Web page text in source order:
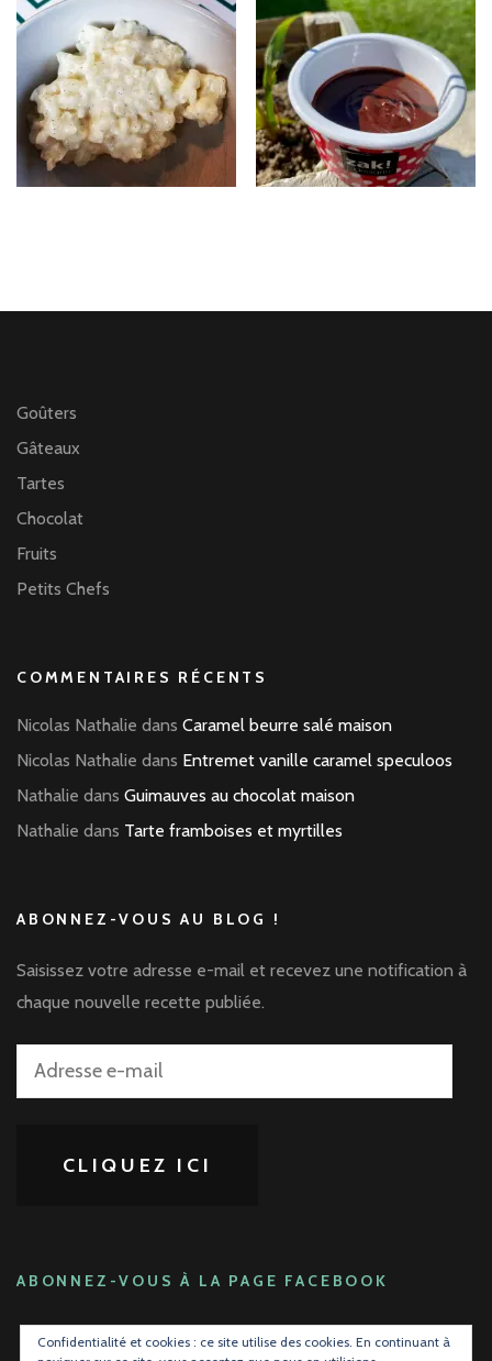
Goûters
Gâteaux
Tartes
Chocolat
Fruits
Petits Chefs
COMMENTAIRES RÉCENTS
Nicolas Nathalie dans Caramel beurre salé maison
Nicolas Nathalie dans Entremet vanille caramel speculoos
Nathalie dans Guimauves au chocolat maison
Nathalie dans Tarte framboises et myrtilles
ABONNEZ-VOUS AU BLOG !
Saisissez votre adresse e-mail et recevez une notification à
chaque nouvelle recette publiée.
Adresse
CLIQUEZ ICI
ABONNEZ-VOUS À LA PAGE FACEBOOK
Confidentialité et cookies : ce site utilise des cookies. En continuant à